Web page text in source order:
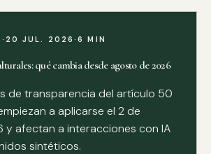
· 20 JUL. 2026·6 MIN
qué cambia desde agosto de 2026
de transparencia del artículo 50
a aplicarse el 2 de
y afectan a interacciones con IA
sintéticos.